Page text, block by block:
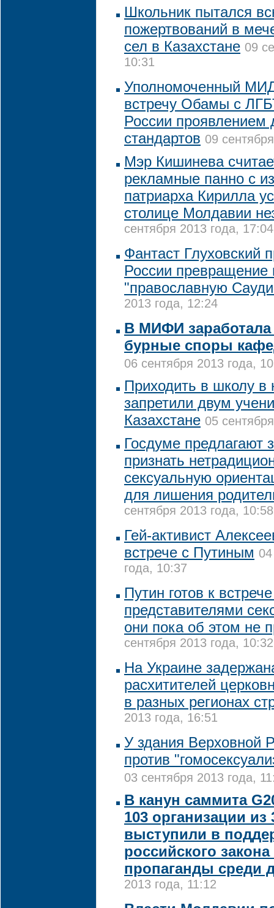
Школьник пытался
пожертвований в
сел в Казахстане 09
10:31
Уполномоченный
встречу Обамы с
России проявлением
стандартов 09
Мэр Кишинева
рекламные панно с
патриарха Кирилла
столице Молдавии
сентября 2013 года, 17:04
Фантаст Глуховский
России превращение
"православную
2013 года, 12:24
В МИФИ
бурные споры
06 сентября 2013 года,
Приходить в школу в
запретили двум
Казахстане 05
Госдуме предлагают
признать
сексуальную
для лишения
сентября 2013 года, 10:58
Гей-активист
встрече с Путиным
года, 10:37
Путин готов к
представителями
они пока об этом не
сентября 2013 года, 10:32
На Украине
расхитителей
в разных регионах
2013 года, 16:51
У здания Верховной
против
03 сентября 2013 года,
В канун саммита
103 организации из
выступили в
российского
пропаганды среди
2013 года, 11:12